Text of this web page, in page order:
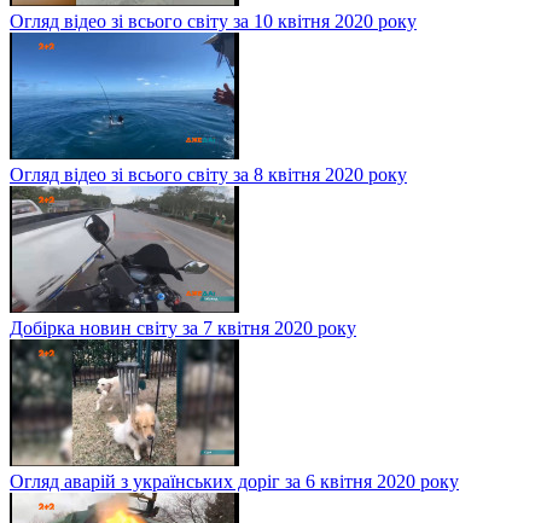
Огляд відео зі всього світу за 10 квітня 2020 року
Огляд відео зі всього світу за 8 квітня 2020 року
Добірка новин світу за 7 квітня 2020 року
Огляд аварій з українських доріг за 6 квітня 2020 року